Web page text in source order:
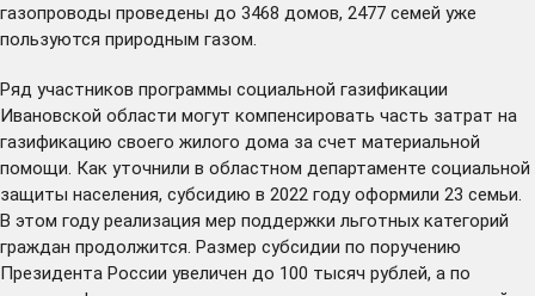
газопроводы проведены до 3468 домов, 2477 семей уже
пользуются природным газом.
Ряд участников программы социальной газификации
Ивановской области могут компенсировать часть затрат на
газификацию своего жилого дома за счет материальной
помощи. Как уточнили в областном департаменте социальной
защиты населения, субсидию в 2022 годуоформили 23 семьи.
В этом году реализация мер поддержки льготных категорий
граждан продолжится. Размер субсидии по поручению
Президента России увеличен до 100 тысяч рублей, а по